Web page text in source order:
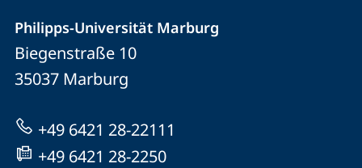
und
Informationen
Website
der
Universität
Marburg
Philipps-Universität Marburg
Biegenstraße 10
35037 Marburg
+49 6421 28-22111
+49 6421 28-2250